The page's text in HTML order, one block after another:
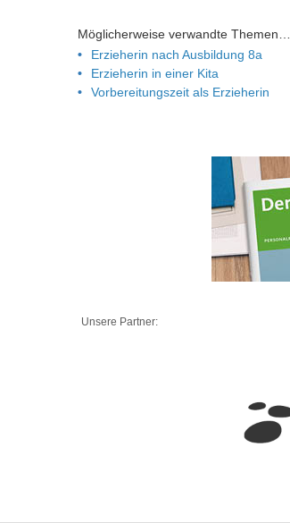
Möglicherweise verwandte Themen…
Erzieherin nach Ausbildung 8a
Erzieherin in einer Kita
Vorbereitungszeit als Erzieherin
Unsere Partner: